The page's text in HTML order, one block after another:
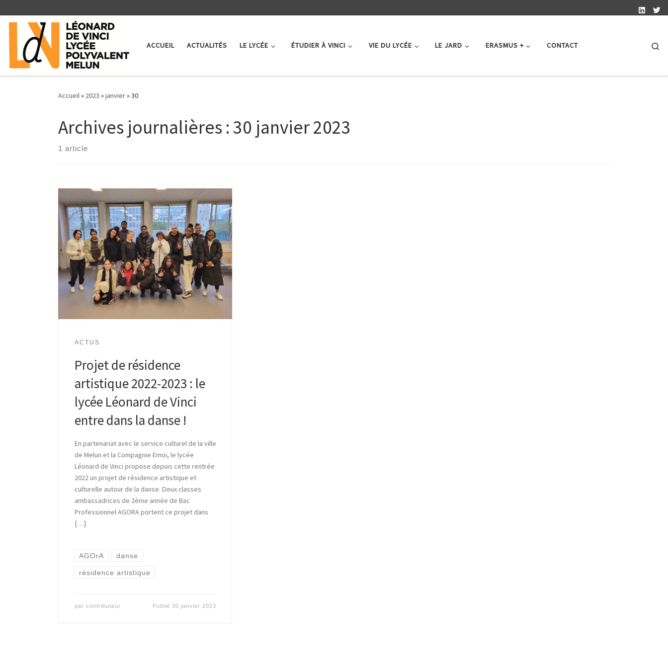
Skip to content
ACCUEIL ACTUALITÉS LE LYCÉE ÉTUDIER À VINCI VIE DU LYCÉE LE JARD ERASMUS + CONTACT
Accueil» 2023 »janvier»30
Archives journalières :30 janvier 2023
1 article
ACTUS
Projet de résidence
artistique 2022-2023 : le
lycée Léonard de Vinci
entre dans la danse !
En partenariat avec le service culturel de la ville
de Melun et la Compagnie Emoi, le lycée
Léonard de Vinci propose depuis cette rentrée
2022 un projet de résidence artistique et
culturelle autour de la danse. Deux classes
ambassadrices de 2ème année de Bac
Professionnel AGORA portent ce projet dans
[…]
AGOrA danse
résidence artistique
par contributeur Publié 30 janvier 2023